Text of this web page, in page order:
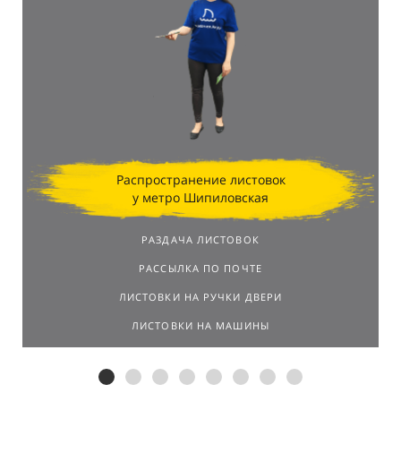
Распространение листовок
у метро Шипиловская
РАЗДАЧА ЛИСТОВОК
РАССЫЛКА ПО ПОЧТЕ
ЛИСТОВКИ НА РУЧКИ ДВЕРИ
ЛИСТОВКИ НА МАШИНЫ